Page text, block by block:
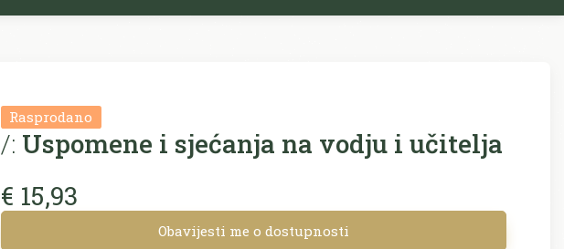
Rasprodano
/: Uspomene i sjećanja na vodju i učitelja
€ 15,93
Obavijesti me o dostupnosti